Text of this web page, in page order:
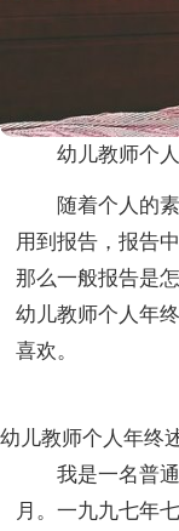
幼儿教师个
随着个人的
用到报告，报告
那么一般报告是
幼儿教师个人年
喜欢。
幼儿教师个人年终
我是一名普
月。一九九七年